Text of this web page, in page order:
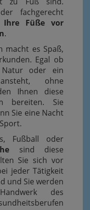
fachgerecht
Ihre Füße vor
.
macht es Spaß,
Egal ob
oder ein
ohne
Ihnen diese
bereiten. Sie
Sie eine Nacht
Fußball oder
sind diese
Sie sich vor
jeder Tätigkeit
und Sie werden
des